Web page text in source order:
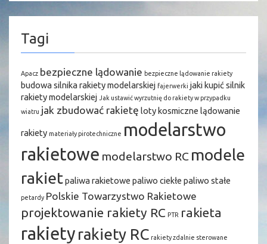
Tagi
Apacz bezpieczne lądowanie bezpieczne lądowanie rakiety
budowa silnika rakiety modelarskiej fajerwerki jaki kupić silnik
rakiety modelarskiej Jak ustawić wyrzutnię do rakiety w przypadku
wiatru jak zbudować rakietę loty kosmiczne lądowanie
rakiety materiały pirotechniczne modelarstwo
rakietowe modelarstwo RC modele
rakietpaliwa rakietowe paliwo ciekłe paliwo stałe
petardy Polskie Towarzystwo Rakietowe
projektowanie rakiety RC PTR rakieta
rakiety rakiety RC rakiety zdalnie sterowane